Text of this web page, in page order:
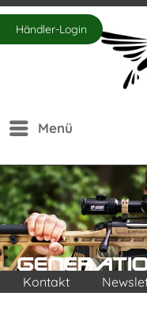
Händler-Login
Menü
Kontakt